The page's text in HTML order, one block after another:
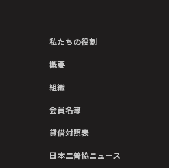
私たちの役割
概要
組織
会員名簿
貸借対照表
日本二普協ニュース